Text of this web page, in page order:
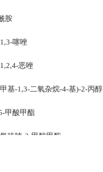
胺
噻唑
恶唑
基-1,3-二氧杂烷-4-基)-2-丙醇
甲酸甲酯
呋喃-2-甲酸甲酯